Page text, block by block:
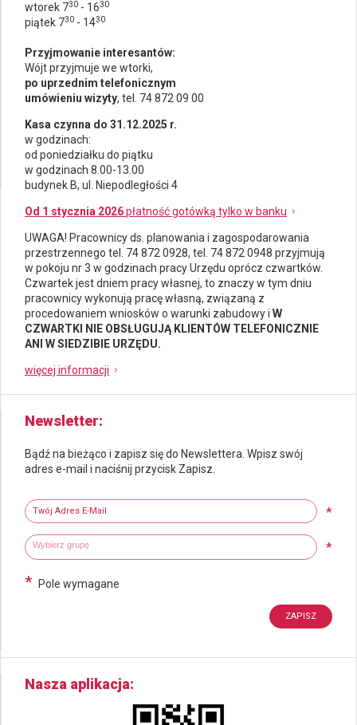
wtorek 730 - 1630
piątek 730 - 1430
Przyjmowanie interesantów:
Wójt przyjmuje we wtorki,
po uprzednim telefonicznym
umówieniu wizyty, tel. 74 872 09 00
Kasa czynna do 31.12.2025 r.
w godzinach:
od poniedziałku do piątku
w godzinach 8.00-13.00
budynek B, ul. Niepodległości 4
Od 1 stycznia 2026płatność gotówką tylko w banku
UWAGA! Pracownicy ds. planowania i zagospodarowania
przestrzennego tel. 74 872 0928, tel. 74 872 0948 przyjmują
w pokoju nr 3 w godzinach pracy Urzędu oprócz czwartków.
Czwartek jest dniem pracy własnej, to znaczy w tym dniu
pracownicy wykonują pracę własną, związaną z
procedowaniem wniosków o warunki zabudowy i W
CZWARTKI NIE OBSŁUGUJĄ KLIENTÓW TELEFONICZNIE
ANI W SIEDZIBIE URZĘDU.
więcej informacji
Newsletter
Bądź na bieżąco i zapisz się do Newslettera. Wpisz swój
adres e-mail i naciśnij przycisk Zapisz.
Twój adres e-mail
*
Wybierz grupy tematyczne *
Wpisz wyszukiwaną fraze
* Pole wymagane
Nasza aplikacja